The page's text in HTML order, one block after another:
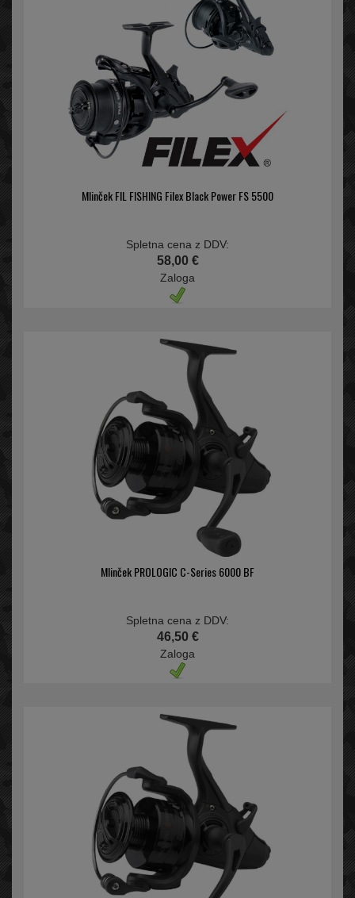
Mlinček FIL FISHING Filex Black Power FS 5500
Spletna cena z DDV:
58,00 €
Zaloga
Mlinček PROLOGIC C-Series 6000 BF
Spletna cena z DDV:
46,50 €
Zaloga